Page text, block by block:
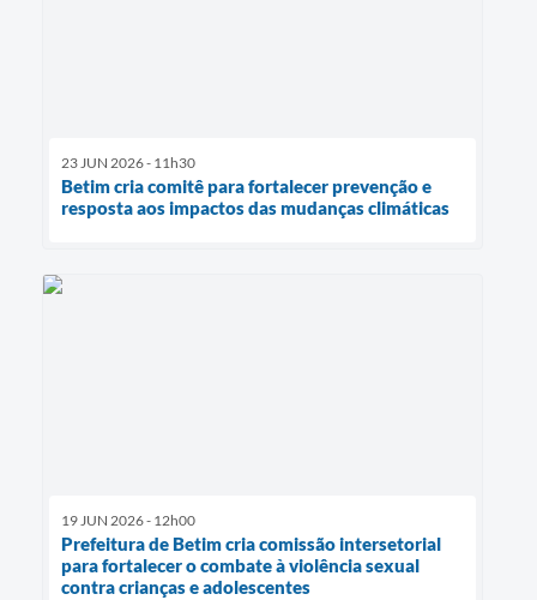
23 JUN 2026 - 11h30
Betim cria comitê para fortalecer prevenção e
resposta aos impactos das mudanças climáticas
19 JUN 2026 - 12h00
Prefeitura de Betim cria comissão intersetorial
para fortalecer o combate à violência sexual
contra crianças e adolescentes